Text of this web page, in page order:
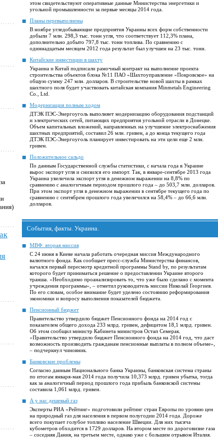
этом свидетельствуют оперативные данные Министерства энергетики и
угольной промышленности за первые месяцы 2014 года.
Планы перевыполнены
В ноябре угледобывающие предприятия Украины всех форм собственности
добыли 7 млн. 298,3 тыс. тонн угля, что соответствует 112,3% плана,
дополнительно добыто 797,8 тыс. тонн топлива. По сравнению с
одиннадцатым месяцем 2012 года результат был улучшен на 23 тыс. тонн.
Китайские инвестиции в шахту
Украина и Китай подписали рамочный контракт на выполнение проекта
строительства объектов блока №11 ПАО «Шахтоуправление «Покровское» на
общую сумму 247 млн. долларов. В строительстве новой шахты в рамках
шахтного поля будет участвовать китайская компания Minmetals Engineering
Co., Ltd.
Модернизация полным ходом
ДТЭК ПЭС-Энергоуголь выполняет модернизацию оборудования подстанций
и электрических сетей, питающих предприятия угольной отрасли в Донецке.
Объем капитальных вложений, направленных на улучшение электроснабжения
шахтных предприятий, составил 26 млн. гривен, а до конца текущего года
ДТЭК ПЭС-Энергоуголь планирует инвестировать на эти цели еще 2 млн.
гривен.
Положительное сальдо
По данным Государственной службы статистики, с начала года в Украине
вырос экспорт угля и снизился его импорт. Так, в январе-сентябре 2013 года
Украина увеличила экспорт угля в денежном выражении на 8,8% по
сравнению с аналогичным периодом прошлого года – до 503,7 млн. долларов.
При этом экспорт угля в денежном выражении в сентябре текущего года по
сравнению с сентябрем прошлого года увеличился на 58,4% – до 66,6 млн.
долларов.
События, факты. Украина.
МВФ: вторая миссия
С 24 июня в Киеве начала работать очередная миссия Международного
валютного фонда. Как сообщает пресс-служба Министерства финансов,
начался первый пересмотр кредитной программы Stand by, по результатам
которого будет приниматься решение о предоставлении Украине второго
транша. «Необходимо проанализировать то, что уже было сделано с момента
учреждения программы», – отметил руководитель миссии Николай Георгиев.
По его словам, особое внимание будет уделено состоянию реформирования
экономики и вопросу выполнения показателей бюджета.
Пенсионный бюджет
Правительство утвердило бюджет Пенсионного фонда на 2014 год с
показателем общего дохода 233 млрд. гривен, дефицитом 18,1 млрд. гривен.
Об этом сообщил министр Кабинета министров Остап Семерак.
«Правительство утвердило бюджет Пенсионного фонда на 2014 год, что даст
возможность производить гражданам пенсионные выплаты в полном объеме»,
– подчеркнул чиновник.
Банковские проблемы
Согласно данным Национального банка Украины, банковская система страны
по итогам января-мая 2014 года получила 10,373 млрд. гривен убытка, тогда
как за аналогичный период прошлого года прибыль банковской системы
составила 1,061 млрд. гривен.
А у нас дешевый газ
Эксперты РИА «Рейтинг» подготовили рейтинг стран Европы по уровню цен
на природный газ для населения в первом полугодии 2014 года. Дороже
всего покупает голубое топливо население Швеции. Для них тысяча
кубометров обходится в 1729 долларов. На втором месте по дороговизне газа
– соседняя Дания, на третьем месте, однако уже с большим отрывом Италия.